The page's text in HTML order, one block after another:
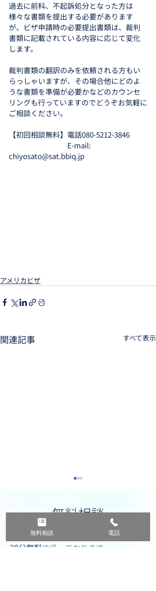
過去に前科、不起訴処分となった方は
様々な書類を提出する必要があります
が、ビザ申請時の必要提出書類は、裁判
書類に記載されている内容に応じて変化
します。
裁判書類の翻訳のみを依頼される方もい
らっしゃいますが、その場合他にどのよ
うな書類を準備が必要かなどのカウンセ
リングも行っていますのでどうぞお気軽に
ご相談ください。
【初回相談無料】電話080-5212-3846
E-mail:
chiyosato@sat.bbiq.jp
アメリカビザ
関連記事 すべて表示
無料相談
以下のビザのご相談については、
30分無料で承っております。
無料相談 電話